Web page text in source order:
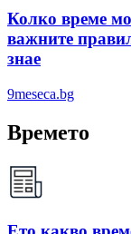
Колко време
важните
знае
9meseca.bg
Времето